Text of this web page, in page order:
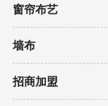
窗帘布艺
墙布
招商加盟